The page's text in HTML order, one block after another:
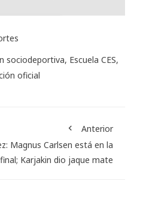
sociodeportiva, Escuela CES,
oficial
Anterior
Magnus Carlsen está en la
Karjakin dio jaque mate